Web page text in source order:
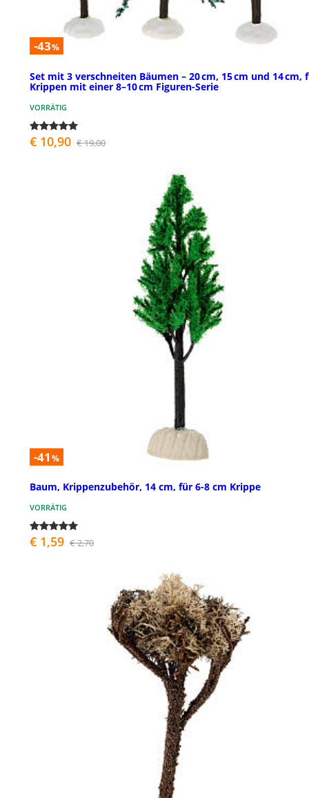
-43%
Set mit 3 verschneiten Bäumen – 20 cm, 15 cm und 14 cm,
Krippen mit einer 8–10 cm Figuren-Serie
VORRÄTIG
€ 10,90 € 19,00
-41 %
Baum, Krippenzubehör, 14 cm, für 6-8 cm Krippe
VORRÄTIG
€ 1,59 € 2,70